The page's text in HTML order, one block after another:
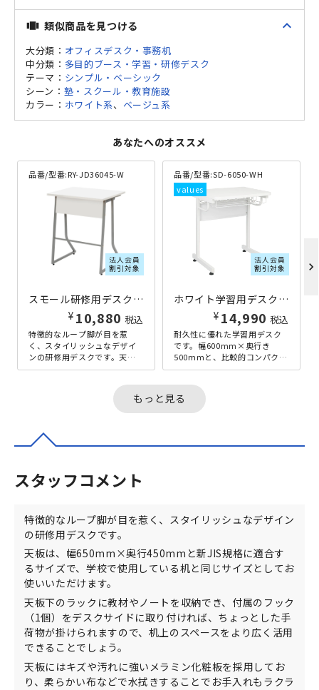
view_carousel 類似商品を見つける expand_less
大分類： オフィスデスク・事務机
中分類： 多目的ブース・学習・研修デスク
テーマ： シンプル・ベーシック
シーン： 塾・スクール・教育施設
カラー： ホワイト系、 ベージュ系
あなたへのオススメ
品番/型番:RY-JD36045-W
法人会員
割引対象
スモール研修用デスクIII ループ脚タイプ W600×D450×H700 ホワイト
¥ 10,880 税込
特徴的なループ脚が目を惹
く、スタイリッシュなデザイ
ンの研修用デスクです。天板
は、幅650mm×奥行450mm
品番/型番:SD-6050-WH
法人会員
割引対象
ホワイト学習用デスク W600×D500×H700 ホワイト
¥ 14,990 税込
耐久性に優れた学習用デスク
です。幅600mm×奥行き
500mmと、比較的コンパクト
な配置ができますので、学習
デスク...
chevron_right
もっと見る
スタッフコメント
特徴的なループ脚が目を惹く、スタイリッシュなデザイン
の研修用デスクです。
天板は、幅650mm×奥行450mmと新JIS規格に適合す
るサイズで、学校で使用している机と同じサイズとしてお
使いいただけます。
天板下のラックに教材やノートを収納でき、付属のフック
（1個）をデスクサイドに取り付ければ、ちょっとした手
荷物が掛けられますので、机上のスペースをより広く活用
できることでしょう。
天板にはキズや汚れに強いメラミン化粧板を採用してお
り、柔らかい布などで水拭きすることでお手入れもラクラ